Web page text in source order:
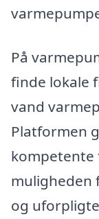
På
finde lokale
vand
Platformen
kompetente
muligheden
og